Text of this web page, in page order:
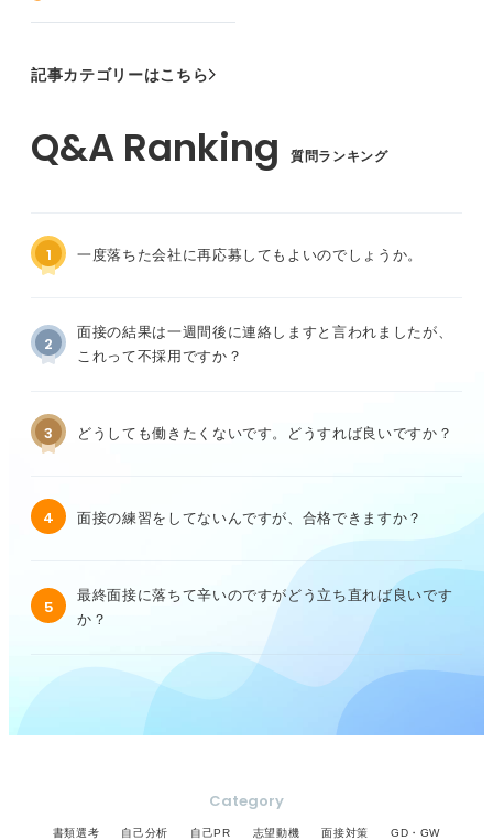
記事カテゴリーはこちら
質問ランキング
1 一度落ちた会社に再応募してもよいのでしょうか。
2
面接の結果は一週間後に連絡しますと言われましたが、
これって不採用ですか？
3 どうしても働きたくないです。どうすれば良いですか？
4 面接の練習をしてないんですが、合格できますか？
5
最終面接に落ちて辛いのですがどう立ち直れば良いです
か？
Category
書類選考 自己分析 自己PR 志望動機 面接対策 GD・GW